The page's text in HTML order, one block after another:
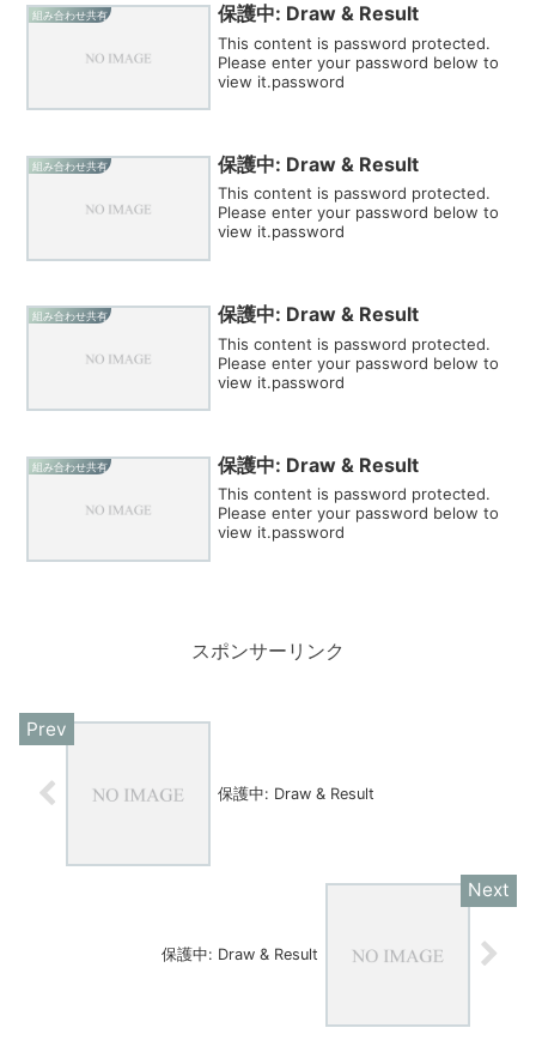
組み合わせ共有 保護中: Draw & Result
This content is password protected.
Please enter your password below to
view it.password
組み合わせ共有 保護中: Draw & Result
This content is password protected.
Please enter your password below to
view it.password
組み合わせ共有 保護中: Draw & Result
This content is password protected.
Please enter your password below to
view it.password
組み合わせ共有 保護中: Draw & Result
This content is password protected.
Please enter your password below to
view it.password
スポンサーリンク
保護中: Draw & Result
保護中: Draw & Result